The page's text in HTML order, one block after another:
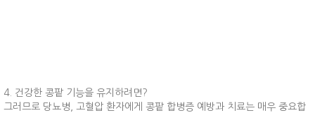
4. 건강한 콩팥 기능을 유지하려면?
그러므로 당뇨병, 고혈압 환자에게 콩팥 합병증 예방과 치료는 매우 중요합